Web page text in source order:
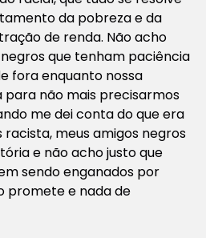
da pobreza e da
de renda. Não acho
que tenham paciência
fora enquanto nossa
para não mais precisarmos
me dei conta do que era
meus amigos negros
e não acho justo que
sendo enganados por
promete e nada de